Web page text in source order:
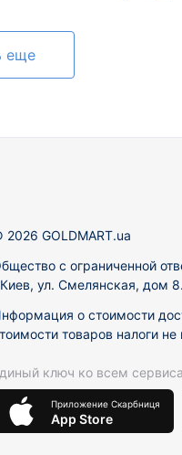
еще
2026 GOLDMART.ua
с ограниченной
ул. Смелянская, дом
о стоимости
товаров налоги
ключ ко всем
Приложение Скарбниця
App Store